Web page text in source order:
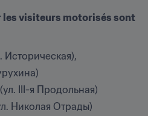
les visiteurs motorisés sont
Историческая),
III-я Продольная)
Николая Отрады)